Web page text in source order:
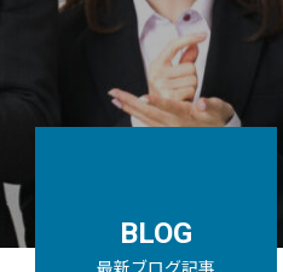
Googleマップ対策は必
BLOG